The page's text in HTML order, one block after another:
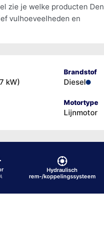
zie je welke producten Den
vulhoeveelheden en
kW)
Brandstof
Diesel
Motortype
Lijnmotor
Hydraulisch
rem-/koppelingssysteem